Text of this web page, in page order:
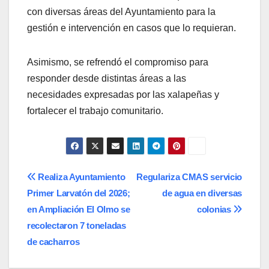
con diversas áreas del Ayuntamiento para la
gestión e intervención en casos que lo requieran.
Asimismo, se refrendó el compromiso para
responder desde distintas áreas a las
necesidades expresadas por las xalapeñas y
fortalecer el trabajo comunitario.
Navegación
de
entradas
Regulariza CMAS servicio
de agua en diversas
colonias
Realiza Ayuntamiento
Primer Larvatón del 2026;
en Ampliación El Olmo se
recolectaron 7 toneladas
de cacharros